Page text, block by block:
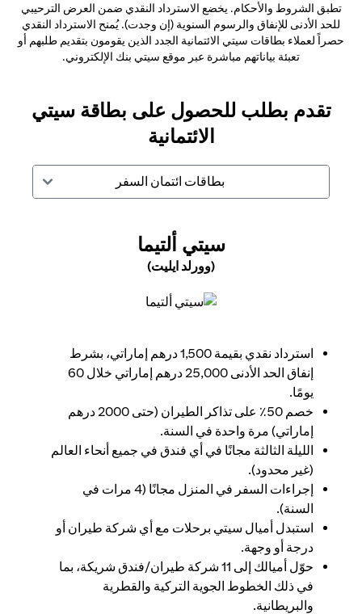
تطبق الشروط والأحكام. يخضع الاسترداد النقدي ضمن العرض الترحيبي
للحد الأدنى للإنفاق والرسوم السنوية (إن وجدت). يُمنح الاسترداد النقدي
حصراً لعملاء بطاقات سيتي الائتمانية الجدد الذين يقومون بتقديم طلبهم أو
تعبئة بياناتهم مباشرة عبر موقع سيتي بنك الإلكتروني.
تقدم بطلب للحصول على بطاقة سيتي
الائتمانية
بطاقات ائتمان السفر
سيتي ألتيما
(وورلد ايليت)
استرداد نقدي بقيمة 1,500 درهم إماراتي، بشرط
إنفاق الحد الأدنى 25,000 درهم إماراتي خلال 60
يومًا.
خصم 50٪ على تذاكر الطيران (حتى 2000 درهم
إماراتي) مرة واحدة في السنة.
الليلة الثالثة مجانًا في أي فندق في جميع أنحاء العالم
(غير محدود).
إجراءات السفر في المنزل مجانًا (4 مرات في
السنة).
استبدل أميال سيتي برحلات مع أي شركة طيران أو
درجة أو وجهة.
حوّل أميالك إلى 11 شركة طيران/فندق شريكة، بما
في ذلك الخطوط الجوية التركية والقطرية
والبريطانية.